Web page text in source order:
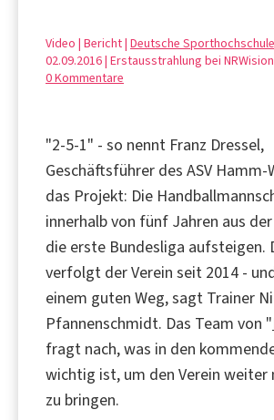
Video | Bericht | Deutsche
02.09.2016 | Erstausstrahlung bei
0 Kommentare
"2-5-1" - so nennt Franz Dressel,
Geschäftsführer des ASV
das Projekt: Die
innerhalb von fünf Jahren aus
die erste Bundesliga aufsteigen.
verfolgt der Verein seit 2014 -
einem guten Weg, sagt Trainer
Pfannenschmidt. Das Team von "
fragt nach, was in den
wichtig ist, um den Verein weiter
zu bringen.